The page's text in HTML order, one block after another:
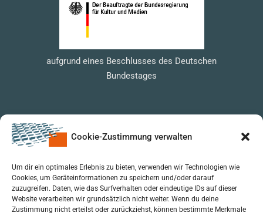
Cookie-Zustimmung verwalten
Um dir ein optimales Erlebnis zu bieten, verwenden wir Technologien wie
Cookies, um Geräteinformationen zu speichern und/oder darauf
zuzugreifen. Daten, wie das Surfverhalten oder eindeutige IDs auf dieser
Website verarbeiten wir grundsätzlich nicht weiter. Wenn du deine
Zustimmung nicht erteilst oder zurückziehst, können bestimmte Merkmale
aufgrund eines Beschlusses des Deutschen
Bundestages